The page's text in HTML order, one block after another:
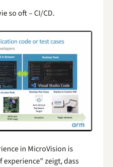
so oft – CI/CD.
in MicroVision is
experience" zeigt, dass